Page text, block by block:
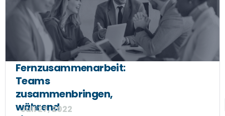
Fernzusammenarbeit:
Teams
zusammenbringen,
während
Juli 27, 2022